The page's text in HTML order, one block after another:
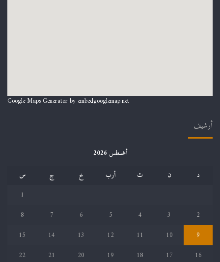
Google Maps Generator by embedgooglemap.net
أرشيف
أغسطس 2026
د
ن ث أرب خ ج
س
1
2
3
4
5
6
7
8
9
10
11
12
13
14
15
16
17
18
19
20
21
22